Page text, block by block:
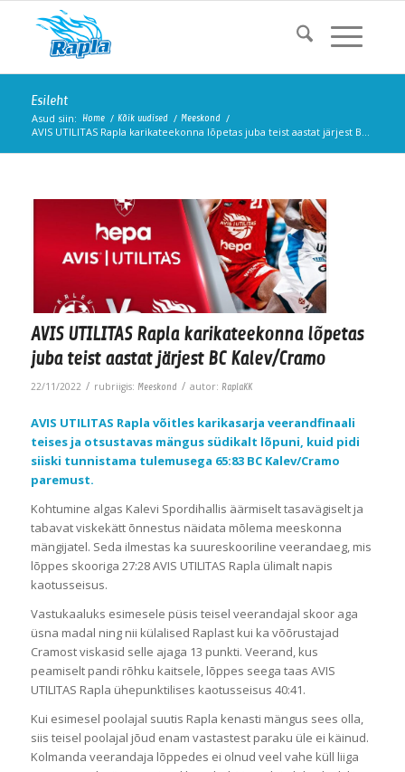
Esileht
Asud siin: Home / Kõik uudised / Meeskond /
AVIS UTILITAS Rapla karikateekonna lõpetas juba teist aastat järjest B...
AVIS UTILITAS Rapla karikateekonna lõpetas
juba teist aastat järjest BC Kalev/Cramo
22/11/2022 / rubriigis: Meeskond / autor: RaplaKK
AVIS UTILITAS Rapla võitles karikasarja veerandfinaali
teises ja otsustavas mängus südikalt lõpuni, kuid pidi
siiski tunnistama tulemusega 65:83 BC Kalev/Cramo
paremust.
Kohtumine algas Kalevi Spordihallis äärmiselt tasavägiselt ja
tabavat viskekätt õnnestus näidata mõlema meeskonna
mängijatel. Seda ilmestas ka suureskooriline veerandaeg, mis
lõppes skooriga 27:28 AVIS UTILITAS Rapla ülimalt napis
kaotusseisus.
Vastukaaluks esimesele püsis teisel veerandajal skoor aga
üsna madal ning nii külalised Raplast kui ka võõrustajad
Cramost viskasid selle ajaga 13 punkti. Veerand, kus
peamiselt pandi rõhku kaitsele, lõppes seega taas AVIS
UTILITAS Rapla ühepunktilises kaotusseisus 40:41.
Kui esimesel poolajal suutis Rapla kenasti mängus sees olla,
siis teisel poolajal jõud enam vastastest paraku üle ei käinud.
Kolmanda veerandaja lõppedes ei olnud veel vahe küll liiga